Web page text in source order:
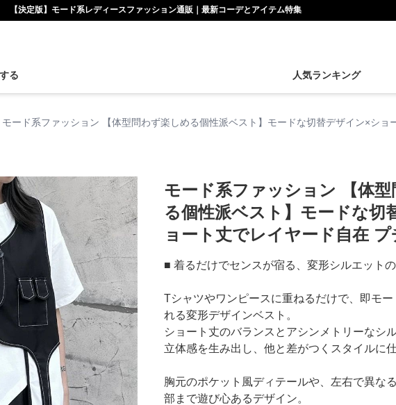
【決定版】モード系レディースファッション通販｜最新コーデとアイテム特集
る 人気ランキング
モード系ファッション 【体型問わず楽しめる個性派ベスト】モードな切替デザイン×ショ
モード系ファッション 【体
る個性派ベスト】モードな切
ョート丈でレイヤード自在 プ
■ 着るだけでセンスが宿る、変形シルエット
Tシャツやワンピースに重ねるだけで、即モー
れる変形デザインベスト。
ショート丈のバランスとアシンメトリーなシ
立体感を生み出し、他と差がつくスタイルに
胸元のポケット風ディテールや、左右で異な
部まで遊び心あるデザイン。